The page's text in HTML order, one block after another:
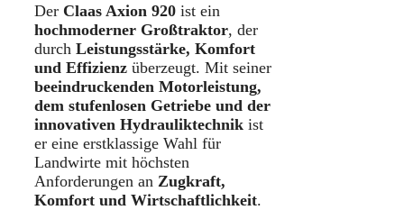
Der Claas Axion 920 ist ein
hochmoderner Großtraktor, der
durch Leistungsstärke, Komfort
und Effizienz überzeugt. Mit seiner
beeindruckenden Motorleistung,
dem stufenlosen Getriebe und der
innovativen Hydrauliktechnik ist
er eine erstklassige Wahl für
Landwirte mit höchsten
Anforderungen an Zugkraft,
Komfort und Wirtschaftlichkeit.